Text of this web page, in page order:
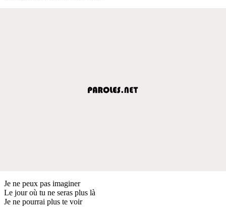
Je ne peux pas imaginer
Le jour où tu ne seras plus là
Je ne pourrai plus te voir